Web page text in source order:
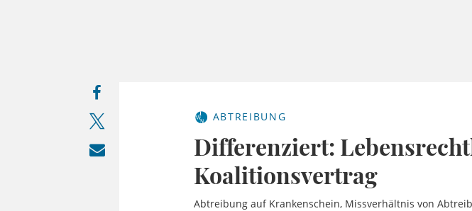
ABTREIBUNG
Differenziert:
Koalitionsvertrag
Abtreibung auf Krankenschein, Missverhältnis von